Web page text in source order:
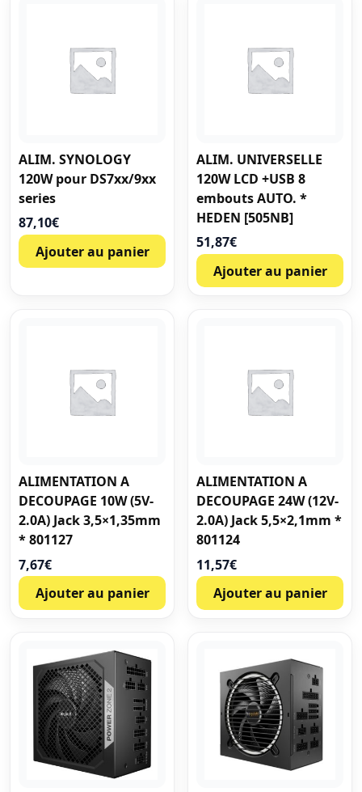
ALIM. SYNOLOGY
120W pour DS7xx/9xx
series
87,10€
Ajouter au panier
ALIM. UNIVERSELLE
120W LCD +USB 8
embouts AUTO. *
HEDEN [505NB]
51,87€
Ajouter au panier
ALIMENTATION A
DECOUPAGE 10W (5V-
2.0A) Jack 3,5×1,35mm
* 801127
7,67€
Ajouter au panier
ALIMENTATION A
DECOUPAGE 24W (12V-
2.0A) Jack 5,5×2,1mm *
801124
11,57€
Ajouter au panier